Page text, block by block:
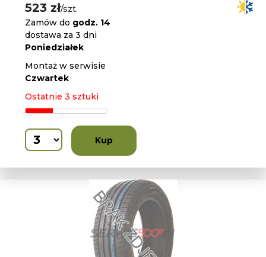
523 zł/szt.
Zamów do godz. 14
dostawa za 3 dni
Poniedziałek
Montaż w serwisie
Czwartek
Ostatnie 3 sztuki
Kup